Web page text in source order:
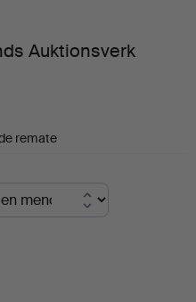
Auktionsverk
remate